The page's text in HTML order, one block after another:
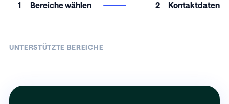
1 Bereiche wählen 2 Kontaktdaten
UNTERSTÜTZTE BEREICHE